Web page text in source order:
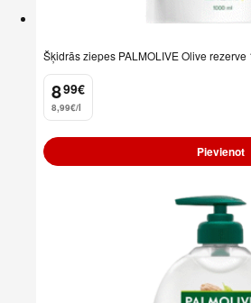
Šķidrās ziepes PALMOLIVE Olive rezerve
8
. 99€
8,99€/l
Pievienot